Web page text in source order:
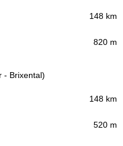
148 km
820 m
- Brixental)
148 km
520 m